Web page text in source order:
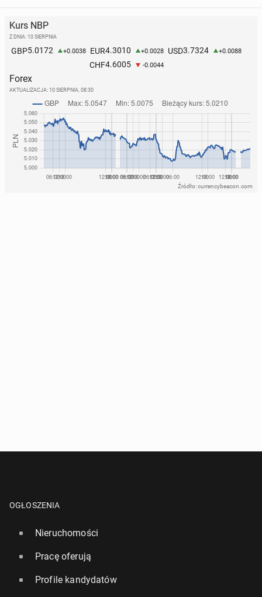
Kurs NBP
Z DNIA: 10 SIERPNIA
GBP5.0172 +0.0038 EUR4.3010 +0.0028 USD3.7324 +0.0088
CHF4.6005 -0.0044
Forex
AKTUALIZACJA: 10 SIERPNIA, 08:30
Źródło: currencybeacon.com
OGŁOSZENIA
Nieruchomości
Pracę oferują
Profile kandydatów